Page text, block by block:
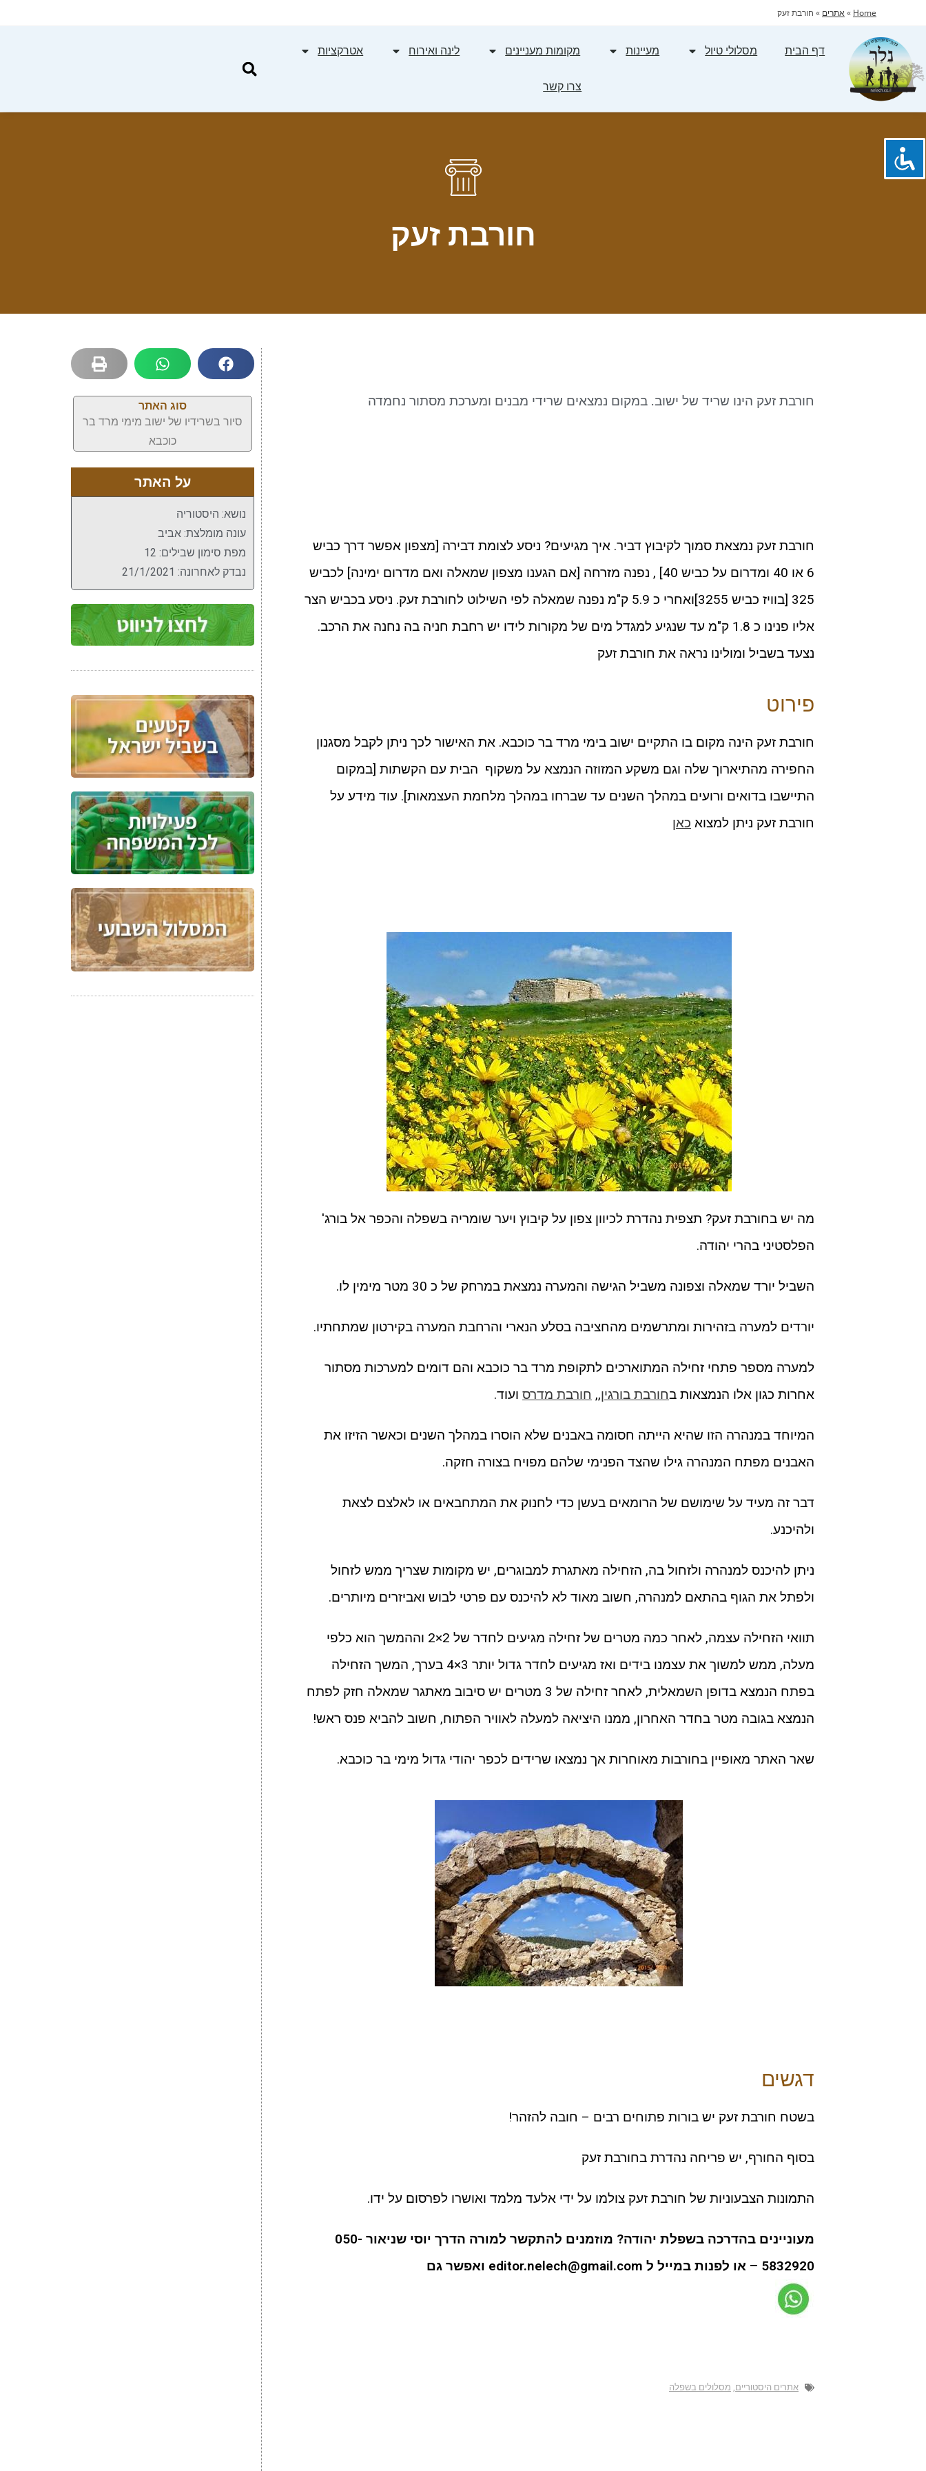
Home
» אתרים » חורבת זעק
דף הבית מסלולי טיול מעיינות מקומות מעניינים לינה ואירוח אטרקציות
צרו קשר
חורבת זעק
חורבת זעק הינו שריד של ישוב. במקום נמצאים שרידי מבנים ומערכת מסתור נחמדה
חורבת זעק נמצאת סמוך לקיבוץ דביר. איך מגיעים? ניסע לצומת דבירה [מצפון אפשר דרך כביש
6 או 40 ומדרום על כביש 40] , נפנה מזרחה [אם הגענו מצפון שמאלה ואם מדרום ימינה] לכביש
325 [בוויז כביש 3255]ואחרי כ 5.9 ק"מ נפנה שמאלה לפי השילוט לחורבת זעק. ניסע בכביש הצר
אליו פנינו כ 1.8 ק"מ עד שנגיע למגדל מים של מקורות לידו יש רחבת חניה בה נחנה את הרכב.
נצעד בשביל ומולינו נראה את חורבת זעק
פירוט
חורבת זעק הינה מקום בו התקיים ישוב בימי מרד בר כוכבא. את האישור לכך ניתן לקבל מסגנון
החפירה מהתיארוך שלה וגם משקע המזוזה הנמצא על משקוף הבית עם הקשתות [במקום
התיישבו בדואים ורועים במהלך השנים עד שברחו במהלך מלחמת העצמאות]. עוד מידע על
חורבת זעק ניתן למצוא כאן
מה יש בחורבת זעק? תצפית נהדרת לכיוון צפון על קיבוץ ויער שומריה בשפלה והכפר אל בורג'
הפלסטיני בהרי יהודה.
השביל יורד שמאלה וצפונה משביל הגישה והמערה נמצאת במרחק של כ 30 מטר מימין לו.
יורדים למערה בזהירות ומתרשמים מהחציבה בסלע הנארי והרחבת המערה בקירטון שמתחתיו.
למערה מספר פתחי זחילה המתוארכים לתקופת מרד בר כוכבא והם דומים למערכות מסתור
אחרות כגון אלו הנמצאות בחורבת בורגין,, חורבת מדרס ועוד.
המיוחד במנהרה הזו שהיא הייתה חסומה באבנים שלא הוסרו במהלך השנים וכאשר הזיזו את
האבנים מפתח המנהרה גילו שהצד הפנימי שלהם מפויח בצורה חזקה.
דבר זה מעיד על שימושם של הרומאים בעשן כדי לחנוק את המתחבאים או לאלצם לצאת
ולהיכנע.
ניתן להיכנס למנהרה ולזחול בה, הזחילה מאתגרת למבוגרים, יש מקומות שצריך ממש לזחול
ולפתל את הגוף בהתאם למנהרה, חשוב מאוד לא להיכנס עם פרטי לבוש ואביזרים מיותרים.
תוואי הזחילה עצמה, לאחר כמה מטרים של זחילה מגיעים לחדר של 2×2 וההמשך הוא כלפי
מעלה, ממש למשוך את עצמנו בידים ואז מגיעים לחדר גדול יותר 3×4 בערך, המשך הזחילה
בפתח הנמצא בדופן השמאלית, לאחר זחילה של 3 מטרים יש סיבוב מאתגר שמאלה חזק לפתח
הנמצא בגובה מטר בחדר האחרון, ממנו היציאה למעלה לאוויר הפתוח, חשוב להביא פנס ראש!
שאר האתר מאופיין בחורבות מאוחרות אך נמצאו שרידים לכפר יהודי גדול מימי בר כוכבא.
דגשים
בשטח חורבת זעק יש בורות פתוחים רבים – חובה להזהר!
בסוף החורף, יש פריחה נהדרת בחורבת זעק
התמונות הצבעוניות של חורבת זעק צולמו על ידי אלעד מלמד ואושרו לפרסום על ידו.
מעוניינים בהדרכה בשפלת יהודה?
מוזמנים להתקשר למורה הדרך יוסי שניאור 050-
5832920 – או לפנות במייל ל editor.nelech@gmail.com ואפשר גם
אתרים היסטוריים, מסלולים בשפלה
סוג האתר
סיור בשרידיו של ישוב מימי מרד בר
כוכבא
על האתר
נושא: היסטוריה
עונה מומלצת: אביב
מפת סימון שבילים: 12
נבדק לאחרונה: 21/1/2021